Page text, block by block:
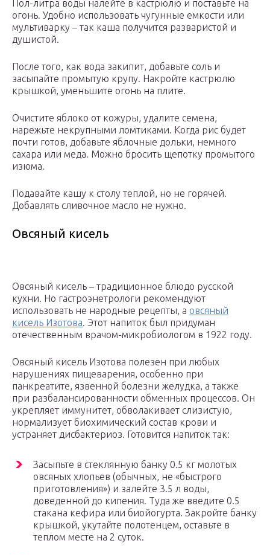
Пол-литра воды налейте в кастрюлю и поставьте на
огонь. Удобно использовать чугунные емкости или
мультиварку – так каша получится разваристой и
душистой.
После того, как вода закипит, добавьте соль и
засыпайте промытую крупу. Накройте кастрюлю
крышкой, уменьшите огонь на плите.
Очистите яблоко от кожуры, удалите семена,
нарежьте некрупными ломтиками. Когда рис будет
почти готов, добавьте яблочные дольки, немного
сахара или меда. Можно бросить щепотку промытого
изюма.
Подавайте кашу к столу теплой, но не горячей.
Добавлять сливочное масло не нужно.
Овсяный кисель
Овсяный кисель – традиционное блюдо русской
кухни. Но гастроэнетрологи рекомендуют
использовать не народные рецепты, а овсяный
кисель Изотова. Этот напиток был придуман
отечественным врачом-микробиологом в 1922 году.
Овсяный кисель Изотова полезен при любых
нарушениях пищеварения, особенно при
панкреатите, язвенной болезни желудка, а также
при разбалансированности обменных процессов. Он
укрепляет иммунитет, обволакивает слизистую,
нормализует биохимический состав крови и
устраняет дисбактериоз. Готовится напиток так:
Засыпьте в стеклянную банку 0.5 кг молотых
овсяных хлопьев (обычных, не «быстрого
приготовления») и залейте 3.5 л воды,
доведенной до кипения. Туда же введите 0.5
стакана кефира или биойогурта. Закройте банку
крышкой, укутайте полотенцем, оставьте в
теплом месте на 2 суток.